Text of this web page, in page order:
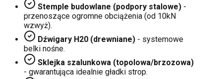
Stemple budowlane (podpory stalowe) -
przenoszące ogromne obciążenia (od 10kN
wzwyż).
Dźwigary H20 (drewniane) - systemowe
belki nośne.
Sklejka szalunkowa (topolowa/brzozowa)
- gwarantująca idealnie gładki strop.